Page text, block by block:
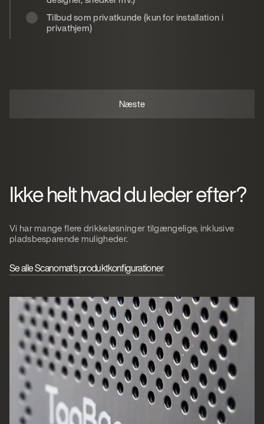
Tilbud som privatkunde (kun for installation i
privathjem)
Ikke helt hvad du leder efter?
Vi har mange flere drikkeløsninger tilgængelige, inklusive
pladsbesparende muligheder.
Se alle Scanomat's produktkonfigurationer